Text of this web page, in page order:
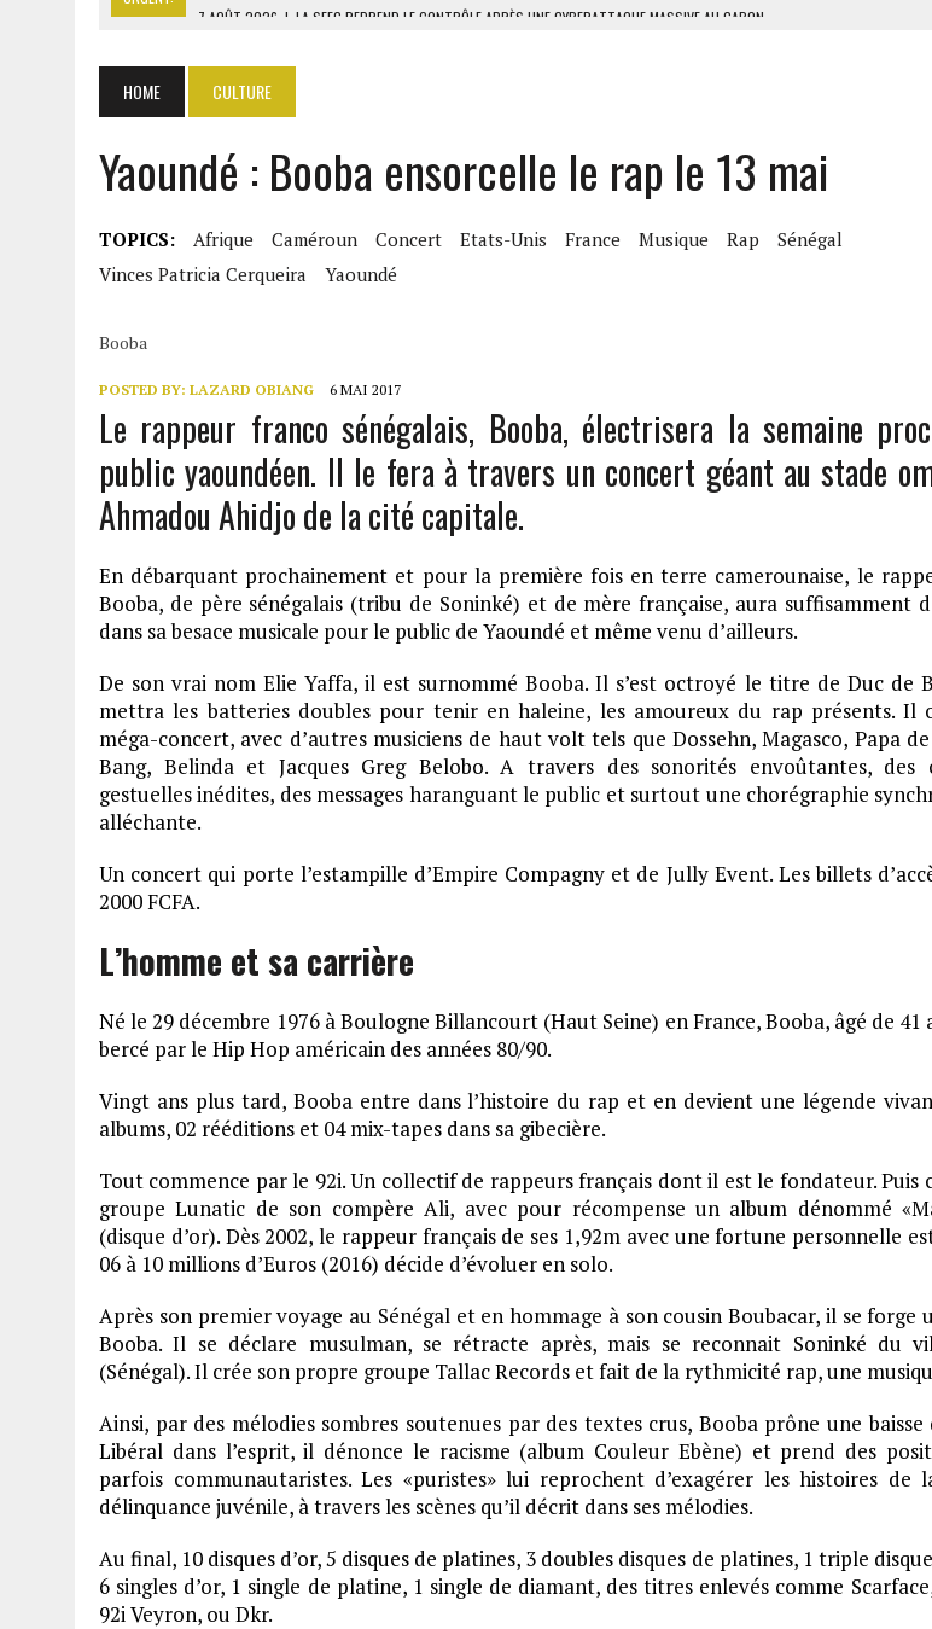
7 AOÛT 2026 | OUATTARA PROMET DE POURSUIVRE LA SÉCURISATION DES ZONES À RISQUE
| CENTRAFRIQUE : L’OR HISSE LES EXPORTATIONS À 313 MILLIONS USD EN 2025
HOME CULTURE
Yaoundé : Booba ensorcelle le rap le 13 mai
TOPICS: Afrique Caméroun Concert Etats-Unis France Musique Rap
Sénégal
Vinces Patricia Cerqueira
Yaoundé
Booba
POSTED BY: LAZARD OBIANG 6 MAI 2017
Le rappeur franco sénégalais, Booba, électrisera la semaine
public yaoundéen. Il le fera à travers un concert géant au stade
Ahmadou Ahidjo de la cité capitale.
En débarquant prochainement et pour la première fois en terre camerounaise, le
Booba, de père sénégalais (tribu de Soninké) et de mère française, aura suffisamment
dans sa besace musicale pour le public de Yaoundé et même venu d’ailleurs.
De son vrai nom Elie Yaffa, il est surnommé Booba. Il s’est octroyé le titre de Duc de
mettra les batteries doubles pour tenir en haleine, les amoureux du rap présents. Il
méga-concert, avec d’autres musiciens de haut volt tels que Dossehn, Magasco, Papa
Bang, Belinda et Jacques Greg Belobo. A travers des sonorités envoûtantes, des
gestuelles inédites, des messages haranguant le public et surtout une chorégraphie
alléchante.
Un concert qui porte l’estampille d’Empire Compagny et de Jully Event. Les billets
2000 FCFA.
L’homme et sa carrière
Né le 29 décembre 1976 à Boulogne Billancourt (Haut Seine) en France, Booba, âgé de 41
bercé par le Hip Hop américain des années 80/90.
Vingt ans plus tard, Booba entre dans l’histoire du rap et en devient une légende
albums, 02 rééditions et 04 mix-tapes dans sa gibecière.
Tout commence par le 92i. Un collectif de rappeurs français dont il est le fondateur. Puis
groupe Lunatic de son compère Ali, avec pour récompense un album dénommé
(disque d’or). Dès 2002, le rappeur français de ses 1,92m avec une fortune personnelle
06 à 10 millions d’Euros (2016) décide d’évoluer en solo.
Après son premier voyage au Sénégal et en hommage à son cousin Boubacar, il se forge
Booba. Il se déclare musulman, se rétracte après, mais se reconnait Soninké du
(Sénégal). Il crée son propre groupe Tallac Records et fait de la rythmicité rap, une
Ainsi, par des mélodies sombres soutenues par des textes crus, Booba prône une baisse
Libéral dans l’esprit, il dénonce le racisme (album Couleur Ebène) et prend des
parfois communautaristes. Les «puristes» lui reprochent d’exagérer les histoires
délinquance juvénile, à travers les scènes qu’il décrit dans ses mélodies.
Au final, 10 disques d’or, 5 disques de platines, 3 doubles disques de platines, 1 triple
6 singles d’or, 1 single de platine, 1 single de diamant, des titres enlevés comme
92i Veyron, ou Dkr.